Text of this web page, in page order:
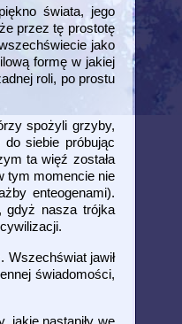
świata, jego
przez tę prostotę
jako
formę w jakiej
roli, po prostu
spożyli grzyby,
siebie próbując
ta więź została
tym momencie nie
enteogenami).
gdyż nasza trójka
Wszechświat jawił
świadomości,